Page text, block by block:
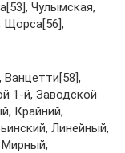
Чулымская,
Щорса[56],
Ванцетти[58],
1-й, Заводской
Крайний,
Линейный,
Мирный,